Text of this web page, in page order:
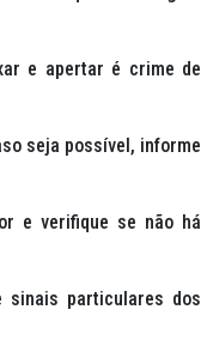
e apertar é crime de
seja possível, informe
e verifique se não há
sinais particulares dos